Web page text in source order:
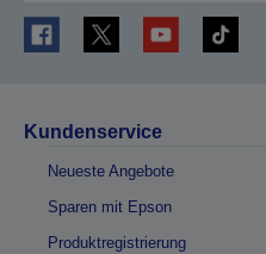
Kundenservice
Neueste Angebote
Sparen mit Epson
Produktregistrierung